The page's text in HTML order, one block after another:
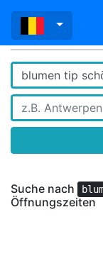
Suche nach
Öffnungszeiten